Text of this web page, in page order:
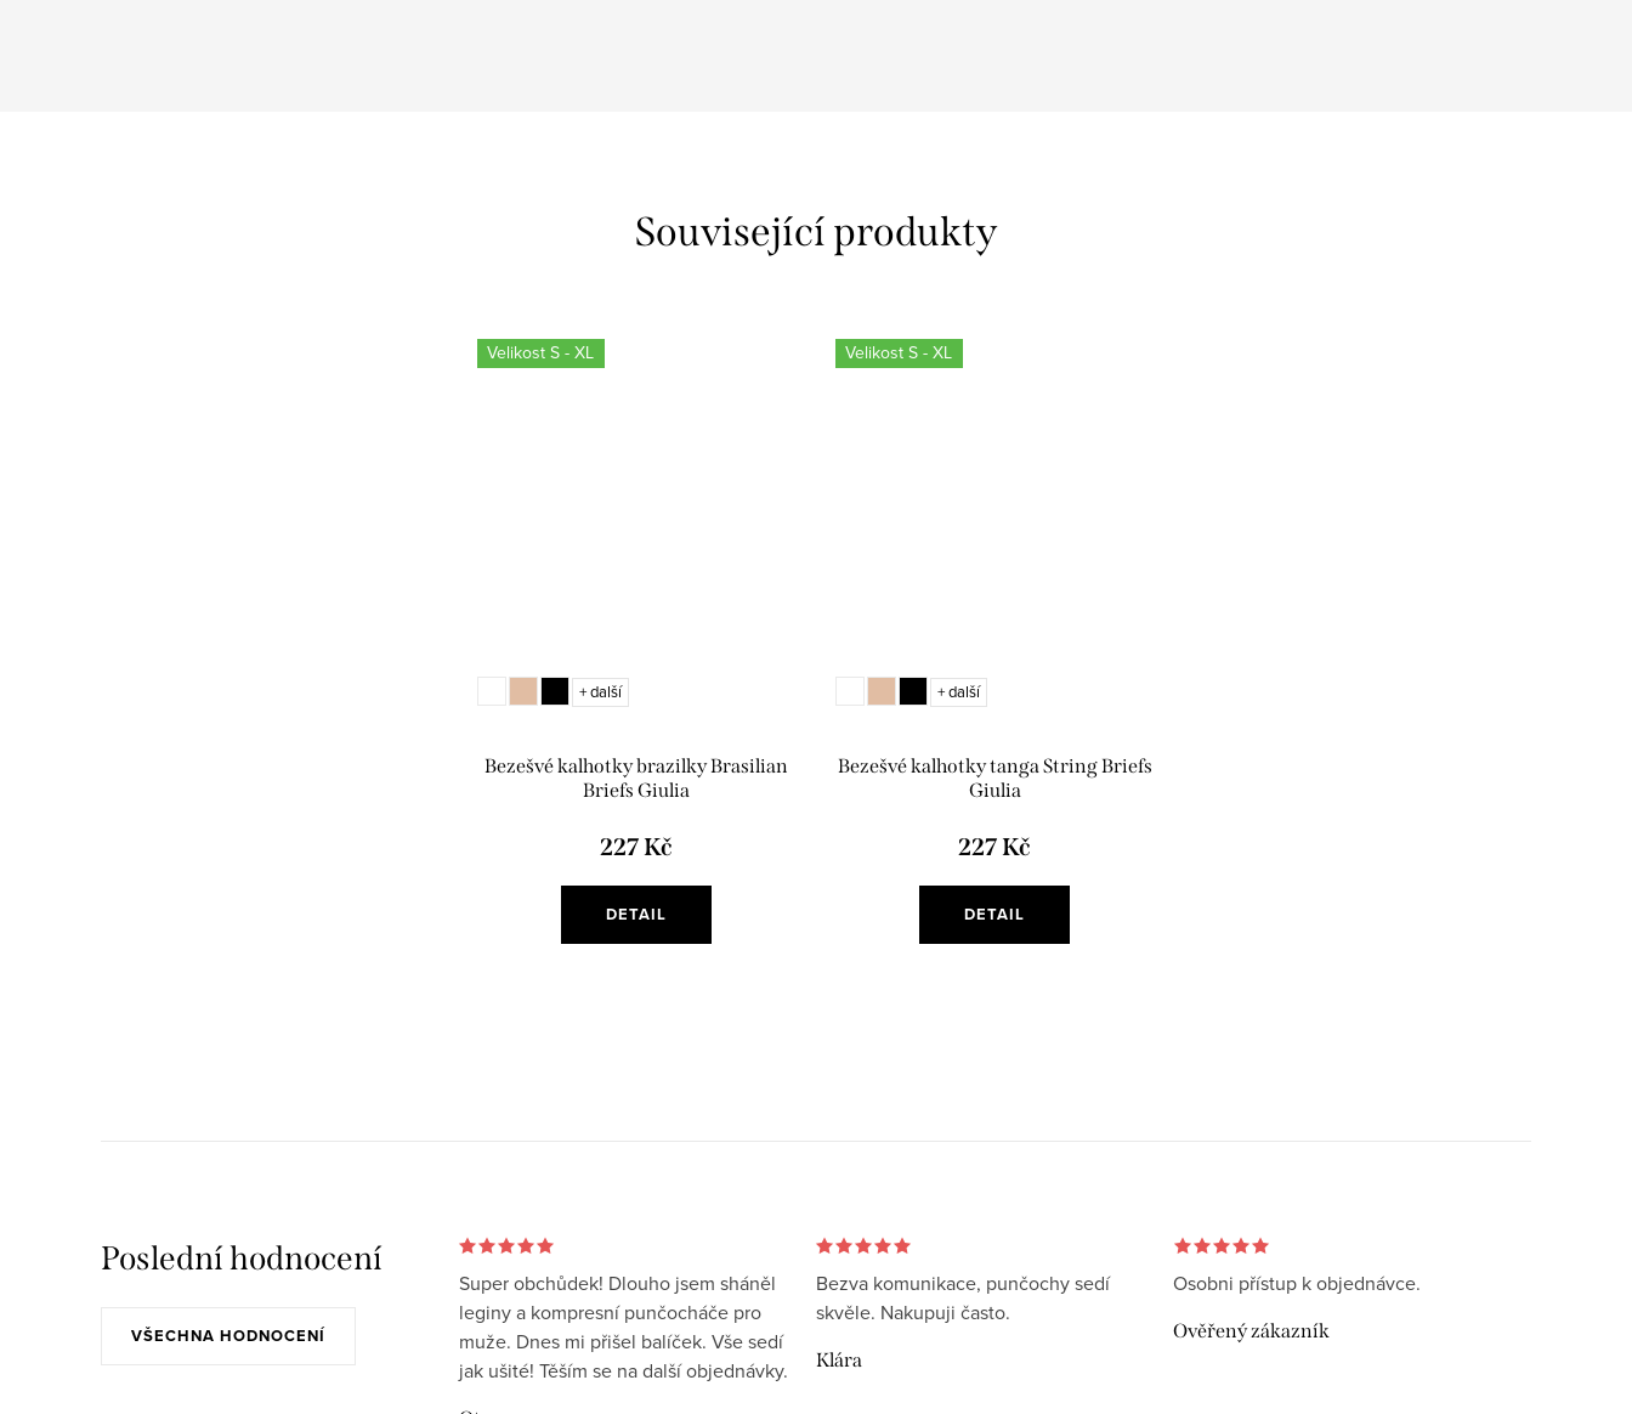
Související produkty
Velikost S - XL
+ další
Bezešvé kalhotky brazilky Brasilian
Briefs Giulia
227 Kč
DETAIL
Velikost S - XL
+ další
Bezešvé kalhotky tanga String Briefs
Giulia
227 Kč
DETAIL
Poslední hodnocení
VŠECHNA HODNOCENÍ
Super obchůdek! Dlouho jsem sháněl
leginy a kompresní punčocháče pro
muže. Dnes mi přišel balíček. Vše sedí
jak ušité! Těším se na další objednávky.
Bezva komunikace, punčochy sedí
skvěle. Nakupuji často.
Klára
Osobni přístup k objednávce.
Ověřený zákazník